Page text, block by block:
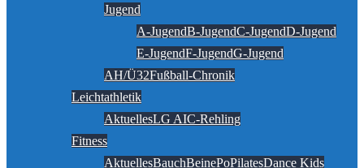
Jugend
A-JugendB-JugendC-JugendD-Jugend
E-JugendF-JugendG-Jugend
AH/Ü32Fußball-Chronik
Leichtathletik
AktuellesLG AIC-Rehling
Fitness
AktuellesBauchBeinePoPilatesDance Kids